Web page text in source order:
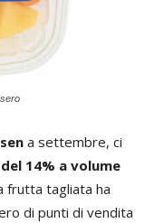
a settembre, ci
14% a volume
frutta tagliata ha
di punti di vendita